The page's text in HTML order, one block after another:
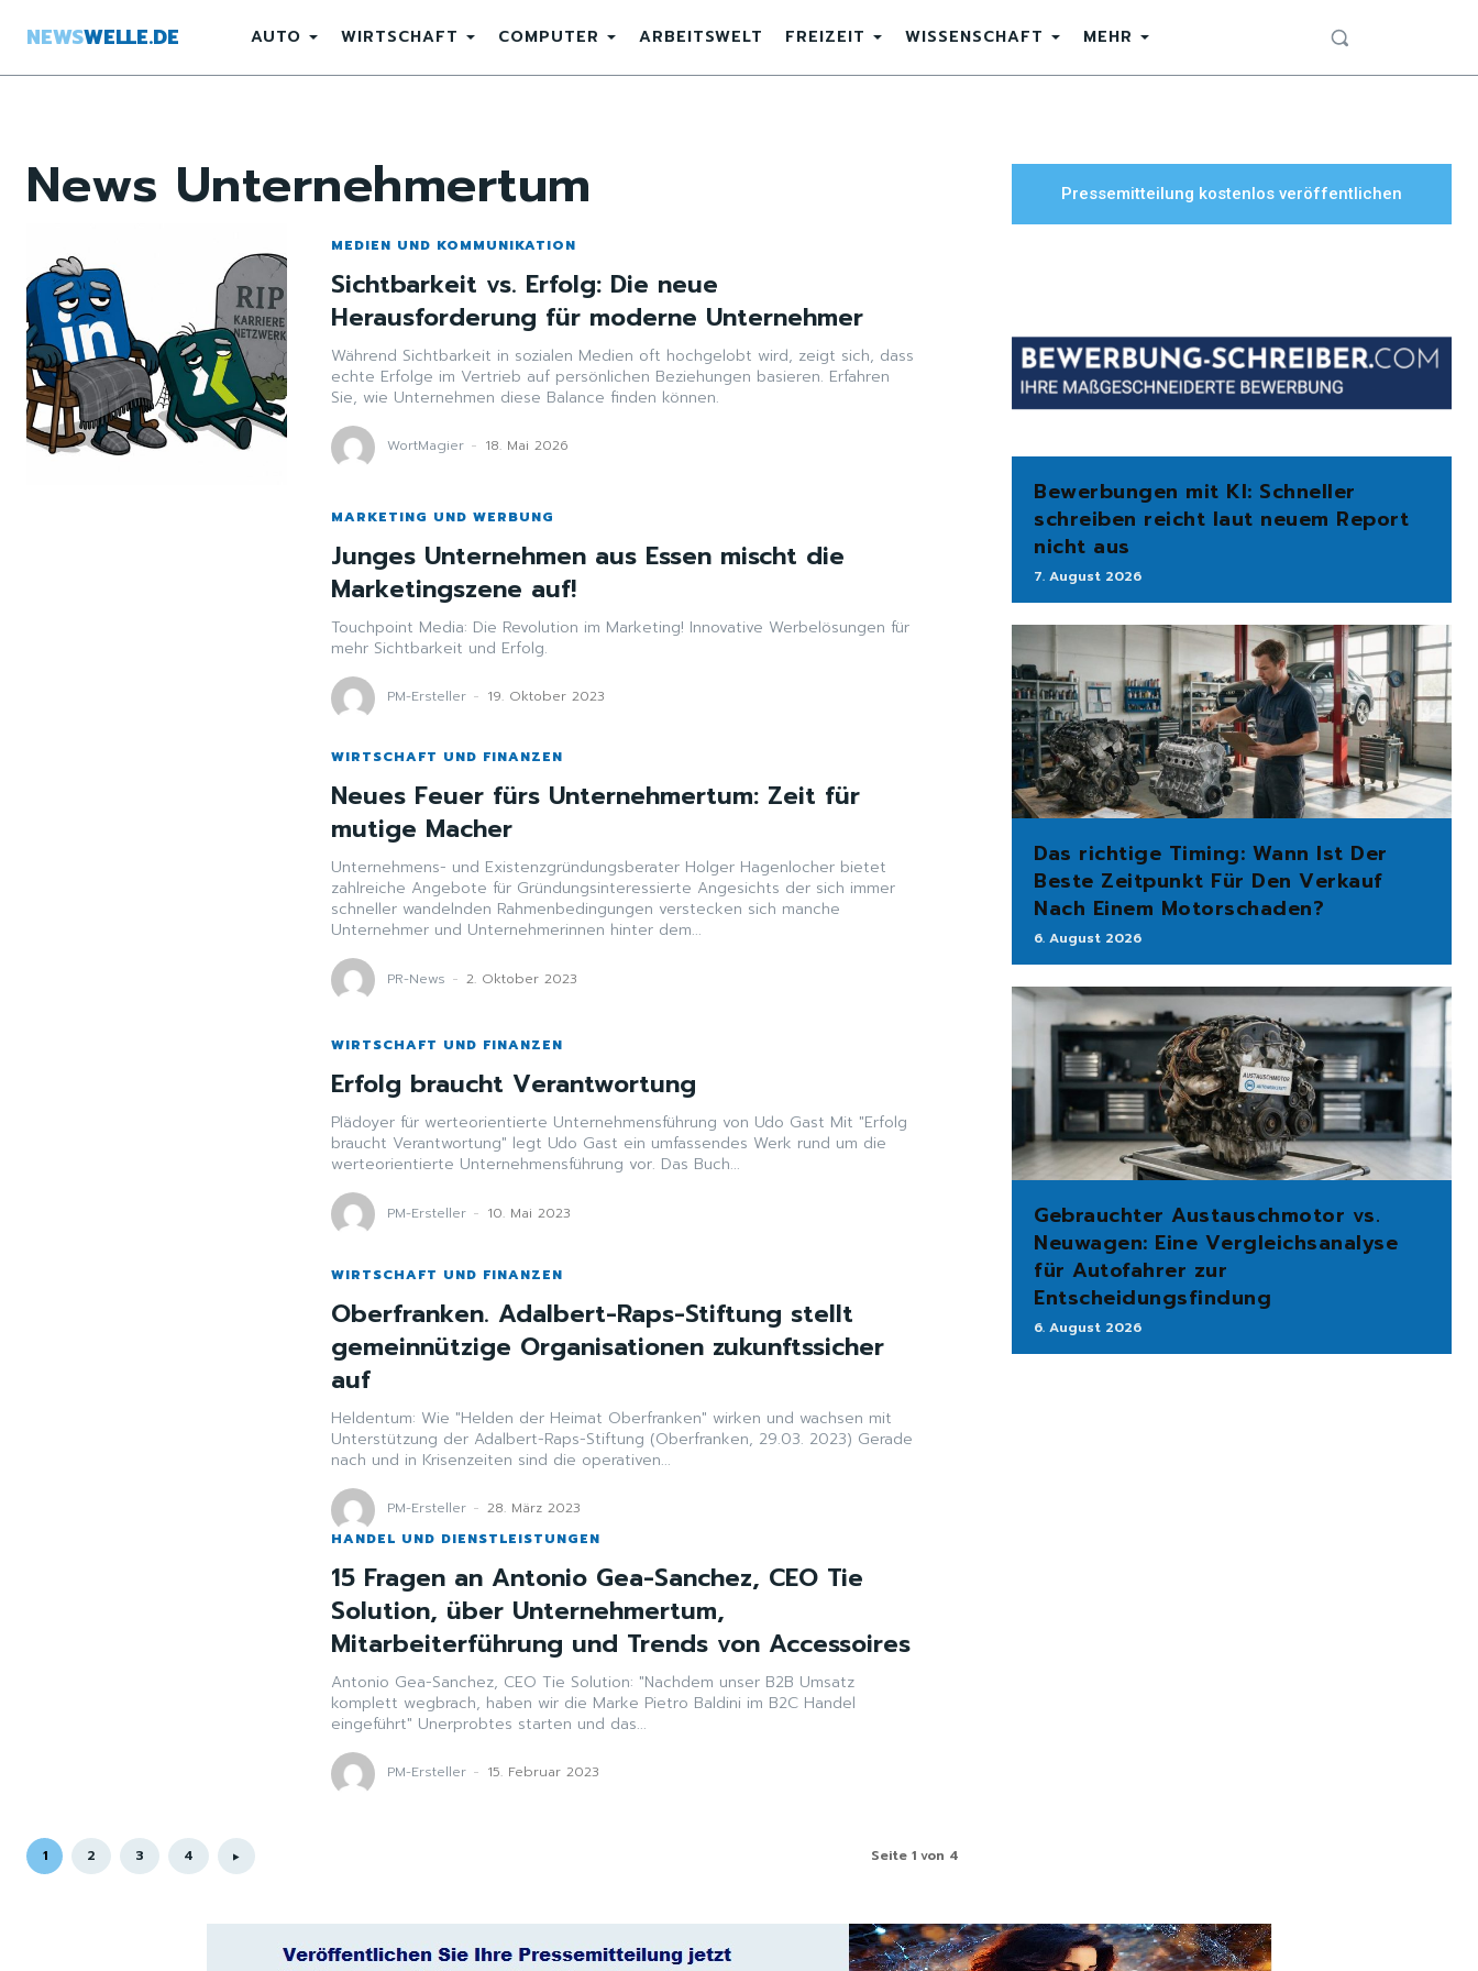
NEWSWELLE.DE AUTO WIRTSCHAFT COMPUTER ARBEITSWELT FREIZEIT WISSENSCHAFT MEHR
News Unternehmertum
MEDIEN UND KOMMUNIKATION
Sichtbarkeit vs. Erfolg: Die neue
Herausforderung für moderne Unternehmer
Während Sichtbarkeit in sozialen Medien oft hochgelobt wird, zeigt sich, dass
echte Erfolge im Vertrieb auf persönlichen Beziehungen basieren. Erfahren
Sie, wie Unternehmen diese Balance finden können.
WortMagier - 18. Mai 2026
MARKETING UND WERBUNG
Junges Unternehmen aus Essen mischt die
Marketingszene auf!
Touchpoint Media: Die Revolution im Marketing! Innovative Werbelösungen für
mehr Sichtbarkeit und Erfolg.
PM-Ersteller - 19. Oktober 2023
WIRTSCHAFT UND FINANZEN
Neues Feuer fürs Unternehmertum: Zeit für
mutige Macher
Unternehmens- und Existenzgründungsberater Holger Hagenlocher bietet
zahlreiche Angebote für Gründungsinteressierte Angesichts der sich immer
schneller wandelnden Rahmenbedingungen verstecken sich manche
Unternehmer und Unternehmerinnen hinter dem...
PR-News - 2. Oktober 2023
WIRTSCHAFT UND FINANZEN
Erfolg braucht Verantwortung
Plädoyer für werteorientierte Unternehmensführung von Udo Gast Mit "Erfolg
braucht Verantwortung" legt Udo Gast ein umfassendes Werk rund um die
werteorientierte Unternehmensführung vor. Das Buch...
PM-Ersteller - 10. Mai 2023
WIRTSCHAFT UND FINANZEN
Oberfranken. Adalbert-Raps-Stiftung stellt
gemeinnützige Organisationen zukunftssicher
auf
Heldentum: Wie "Helden der Heimat Oberfranken" wirken und wachsen mit
Unterstützung der Adalbert-Raps-Stiftung (Oberfranken, 29.03. 2023) Gerade
nach und in Krisenzeiten sind die operativen...
PM-Ersteller - 28. März 2023
HANDEL UND DIENSTLEISTUNGEN
15 Fragen an Antonio Gea-Sanchez, CEO Tie
Solution, über Unternehmertum,
Mitarbeiterführung und Trends von Accessoires
Antonio Gea-Sanchez, CEO Tie Solution: "Nachdem unser B2B Umsatz
komplett wegbrach, haben wir die Marke Pietro Baldini im B2C Handel
eingeführt" Unerprobtes starten und das...
PM-Ersteller - 15. Februar 2023
1 2 3 4 Seite 1 von 4
Pressemitteilung kostenlos veröffentlichen
Bewerbungen mit KI: Schneller
schreiben reicht laut neuem Report
nicht aus
7. August 2026
Das richtige Timing: Wann Ist Der
Beste Zeitpunkt Für Den Verkauf
Nach Einem Motorschaden?
6. August 2026
Gebrauchter Austauschmotor vs.
Neuwagen: Eine Vergleichsanalyse
für Autofahrer zur
Entscheidungsfindung
6. August 2026